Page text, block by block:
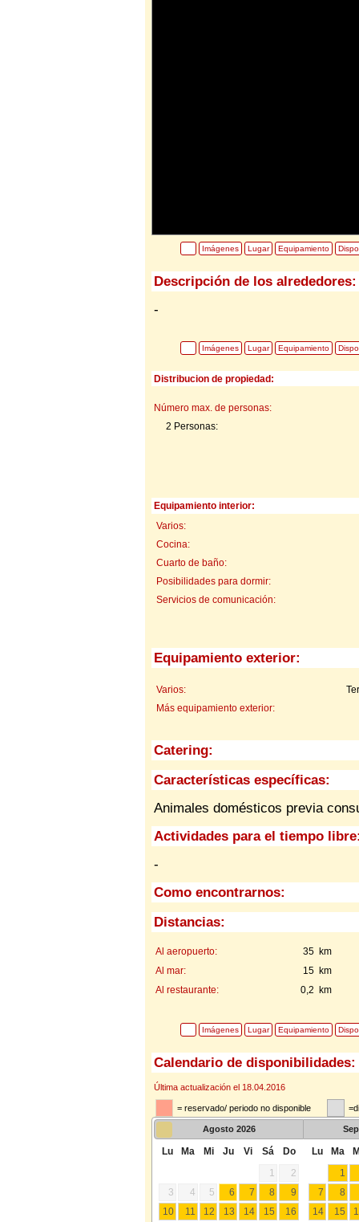
Imágenes Lugar Equipamiento
Descripción de los alrededores:
-
Imágenes Lugar Equipamiento
Distribucion de propiedad:
Número max. de personas:
2 Personas:
Equipamiento interior:
Varios:
Cocina:
Cuarto de baño:
Posibilidades para dormir:
Servicios de comunicación:
Equipamiento exterior:
Varios:
Más equipamiento exterior:
Catering:
Características específicas:
Animales domésticos previa
Actividades para el tiempo
-
Como encontrarnos:
Distancias:
35 km
Al aeropuerto:
15 km
Al mar:
0,2 km
Al restaurante:
Imágenes Lugar Equipamiento
Calendario de disponibilidades:
Última actualización el 18.04.2016
= reservado/ periodo no disponible
Agosto 2026
Lu Ma Mi Ju Vi Sá
Do
1
2
3
4 5 6 7 8
9
10
11 12 13 14 15 16
Lu Ma
1
7
8
14
15